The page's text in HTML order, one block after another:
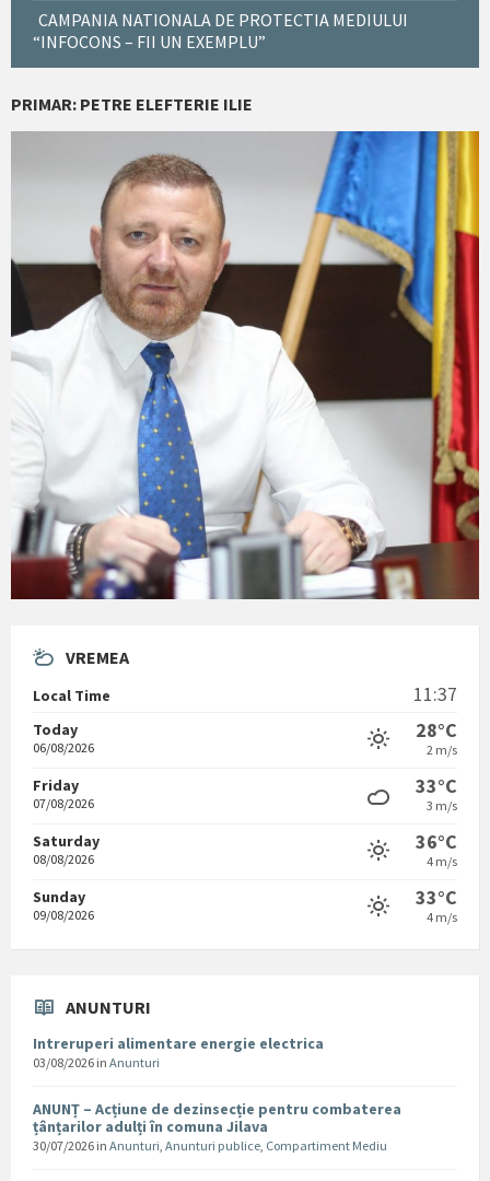
CAMPANIA NATIONALA DE PROTECTIA MEDIULUI
“INFOCONS – FII UN EXEMPLU”
PRIMAR: PETRE ELEFTERIE ILIE
VREMEA
Local Time 11:37
Today
06/08/2026
28°C
2 m/s
Friday
07/08/2026
33°C
3 m/s
Saturday
08/08/2026
36°C
4 m/s
Sunday
09/08/2026
33°C
4 m/s
ANUNTURI
Intreruperi alimentare energie electrica
03/08/2026 in Anunturi
ANUNȚ – Acțiune de dezinsecție pentru combaterea
țânțarilor adulți în comuna Jilava
30/07/2026 in Anunturi, Anunturi publice, Compartiment Mediu